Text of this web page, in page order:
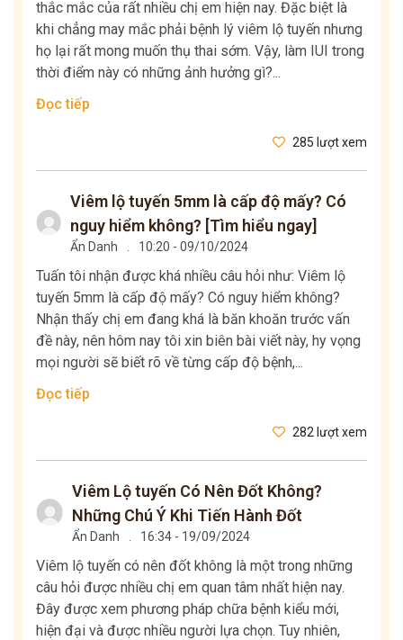
thắc mắc của rất nhiều chị em hiện nay. Đặc biệt là
khi chẳng may mắc phải bệnh lý viêm lộ tuyến nhưng
họ lại rất mong muốn thụ thai sớm. Vậy, làm IUI trong
thời điểm này có những ảnh hưởng gì?...
Đọc tiếp
285 lượt xem
Viêm lộ tuyến 5mm là cấp độ mấy? Có
nguy hiểm không? [Tìm hiểu ngay]
Ẩn Danh 10:20 - 09/10/2024
Tuấn tôi nhận được khá nhiều câu hỏi như: Viêm lộ
tuyến 5mm là cấp độ mấy? Có nguy hiểm không?
Nhận thấy chị em đang khá là băn khoăn trước vấn
đề này, nên hôm nay tôi xin biên bài viết này, hy vọng
mọi người sẽ biết rõ về từng cấp độ bệnh,...
Đọc tiếp
282 lượt xem
Viêm Lộ tuyến Có Nên Đốt Không?
Những Chú Ý Khi Tiến Hành Đốt
Ẩn Danh 16:34 - 19/09/2024
Viêm lộ tuyến có nên đốt không là một trong những
câu hỏi được nhiều chị em quan tâm nhất hiện nay.
Đây được xem phương pháp chữa bệnh kiểu mới,
hiện đại và được nhiều người lựa chọn. Tuy nhiên,